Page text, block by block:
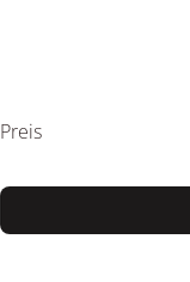
Preis